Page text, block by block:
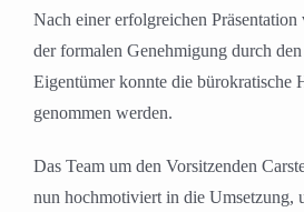
Nach einer erfolgreichen
der formalen Genehmigung durch
Eigentümer konnte die bürokratische
genommen werden.
Das Team um den Vorsitzenden
nun hochmotiviert in die Umsetzung,